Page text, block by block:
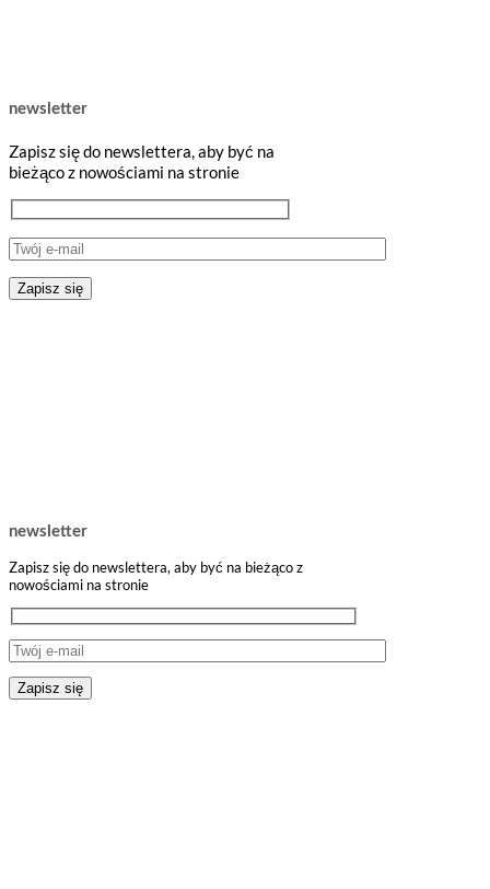
newsletter
Zapisz się do newslettera, aby być na
bieżąco z nowościami na stronie
newsletter
Zapisz się do newslettera, aby być na bieżąco z
nowościami na stronie